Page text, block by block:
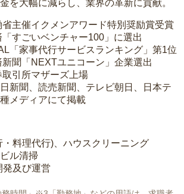
を大幅に減らし、業界の革新に貢献。
主催イクメンアワード特別奨励賞受賞
すごいベンチャー100」に選出
「家事代行サービスランキング」第1位
聞「NEXTユニコーン」企業選出
引所マザーズ上場
新聞、読売新聞、テレビ朝日、日本テ
メディアにて掲載
料理代行)、ハウスクリーニング
ル清掃
及び運営